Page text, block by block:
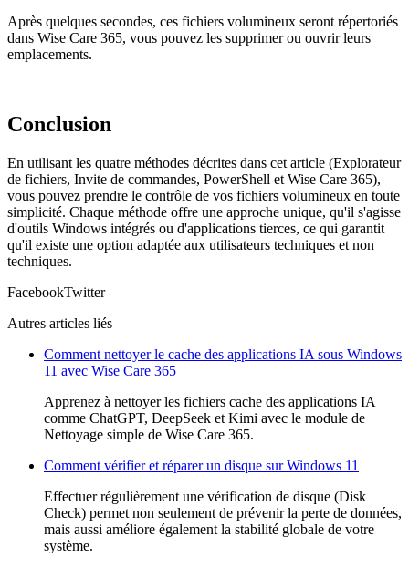
Après quelques secondes, ces fichiers volumineux seront répertoriés
dans Wise Care 365, vous pouvez les supprimer ou ouvrir leurs
emplacements.
Conclusion
En utilisant les quatre méthodes décrites dans cet article (Explorateur
de fichiers, Invite de commandes, PowerShell et Wise Care 365),
vous pouvez prendre le contrôle de vos fichiers volumineux en toute
simplicité. Chaque méthode offre une approche unique, qu'il s'agisse
d'outils Windows intégrés ou d'applications tierces, ce qui garantit
qu'il existe une option adaptée aux utilisateurs techniques et non
techniques.
FacebookTwitter
Autres articles liés
Comment nettoyer le cache des applications IA sous Windows
11 avec Wise Care 365
Apprenez à nettoyer les fichiers cache des applications IA
comme ChatGPT, DeepSeek et Kimi avec le module de
Nettoyage simple de Wise Care 365.
Comment vérifier et réparer un disque sur Windows 11
Effectuer régulièrement une vérification de disque (Disk
Check) permet non seulement de prévenir la perte de données,
mais aussi améliore également la stabilité globale de votre
système.